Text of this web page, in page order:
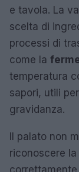
e tavola. La
scelta di
processi di
come la
temperatura
sapori, utili
gravidanza.
Il palato non
riconoscere